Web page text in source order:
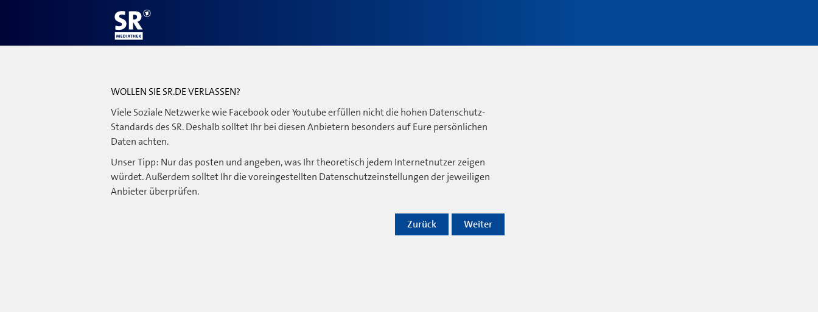
WOLLEN SIE SR.DE VERLASSEN?
Viele Soziale Netzwerke wie Facebook oder Youtube erfüllen nicht die hohen Datenschutz-
Standards des SR. Deshalb solltet Ihr bei diesen Anbietern besonders auf Eure persönlichen
Daten achten.
Unser Tipp: Nur das posten und angeben, was Ihr theoretisch jedem Internetnutzer zeigen
würdet. Außerdem solltet Ihr die voreingestellten Datenschutzeinstellungen der jeweiligen
Anbieter überprüfen.
Weiter
Zurück